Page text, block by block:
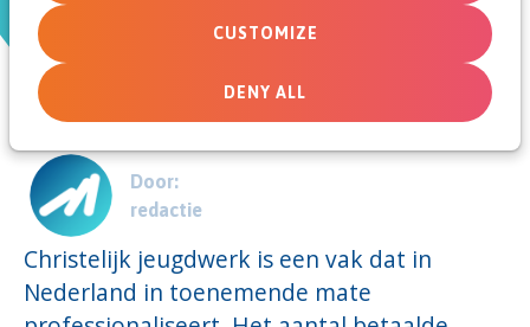
CUSTOMIZE
DENY ALL
November 21, 2011
Door:
redactie
Christelijk jeugdwerk is een vak dat in
Nederland in toenemende mate